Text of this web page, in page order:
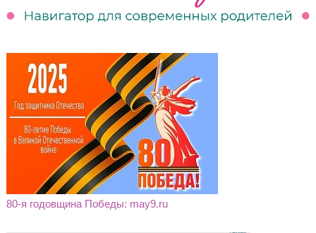
80-я годовщина Победы: may9.ru